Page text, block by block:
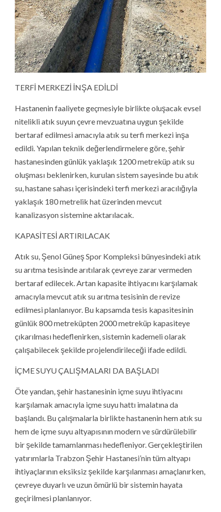
TERFİ MERKEZİ İNŞA EDİLDİ
Hastanenin faaliyete geçmesiyle birlikte oluşacak evsel
nitelikli atık suyun çevre mevzuatına uygun şekilde
bertaraf edilmesi amacıyla atık su terfi merkezi inşa
edildi. Yapılan teknik değerlendirmelere göre, şehir
hastanesinden günlük yaklaşık 1200 metreküp atık su
oluşması beklenirken, kurulan sistem sayesinde bu atık
su, hastane sahası içerisindeki terfi merkezi aracılığıyla
yaklaşık 180 metrelik hat üzerinden mevcut
kanalizasyon sistemine aktarılacak.
KAPASİTESİ ARTIRILACAK
Atık su, Şenol Güneş Spor Kompleksi bünyesindeki atık
su arıtma tesisinde arıtılarak çevreye zarar vermeden
bertaraf edilecek. Artan kapasite ihtiyacını karşılamak
amacıyla mevcut atık su arıtma tesisinin de revize
edilmesi planlanıyor. Bu kapsamda tesis kapasitesinin
günlük 800 metreküpten 2000 metreküp kapasiteye
çıkarılması hedeflenirken, sistemin kademeli olarak
çalışabilecek şekilde projelendirileceği ifade edildi.
İÇME SUYU ÇALIŞMALARI DA BAŞLADI
Öte yandan, şehir hastanesinin içme suyu ihtiyacını
karşılamak amacıyla içme suyu hattı imalatına da
başlandı. Bu çalışmalarla birlikte hastanenin hem atık su
hem de içme suyu altyapısının modern ve sürdürülebilir
bir şekilde tamamlanması hedefleniyor. Gerçekleştirilen
yatırımlarla Trabzon Şehir Hastanesi’nin tüm altyapı
ihtiyaçlarının eksiksiz şekilde karşılanması amaçlanırken,
çevreye duyarlı ve uzun ömürlü bir sistemin hayata
geçirilmesi planlanıyor.